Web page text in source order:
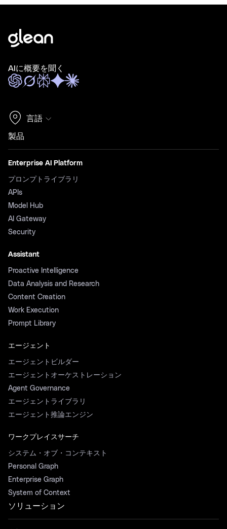
AIに概要を聞く
言語
製品
Enterprise AI Platform
プロンプトライブラリ
APIs
Model Hub
AI Gateway
Security
Assistant
Proactive Intelligence
Data Analysis and Research
Content Creation
Work Execution
Prompt Library
エージェント
エージェントビルダー
エージェントオーケストレーション
Agent Governance
エージェントライブラリ
エージェント推論エンジン
ワークプレイスサーチ
システム・オブ・コンテキスト
Personal Graph
Enterprise Graph
System of Context
ソリューション